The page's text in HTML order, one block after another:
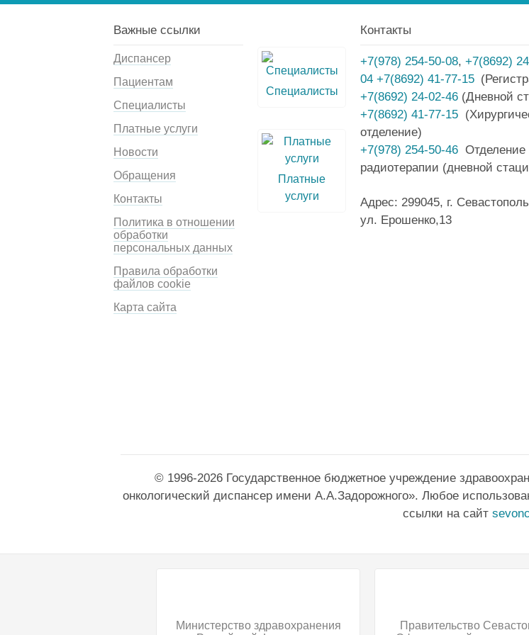
Важные ссылки
Диспансер
Пациентам
Специалисты
Платные услуги
Новости
Обращения
Контакты
Политика в отношении
обработки
персональных данных
Правила обработки
файлов cookie
Карта сайта
Специалисты
Платные
услуги
Контакты
+7(978) 254-50-08, +7(8692)
04 +7(8692) 41-77-15
+7(8692) 24-02-46 (Дневной
+7(8692) 41-77-15
отделение)
+7(978) 254-50-46 Отделение
радиотерапии (дневной
Адрес: 299045, г.
ул. Ерошенко,13
© 1996-2026 Государственное бюджетное учреждение
онкологический диспансер имени А.А.Задорожного». Любое
ссылки на сайт
Министерство здравохранения
Правительство